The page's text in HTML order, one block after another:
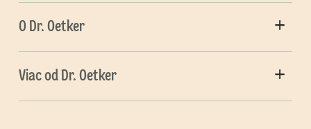
O Dr. Oetker
Viac od Dr. Oetker